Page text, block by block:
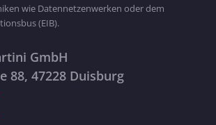
wie Datennetzenwerken oder dem
(EIB).
GmbH
88, 47228 Duisburg